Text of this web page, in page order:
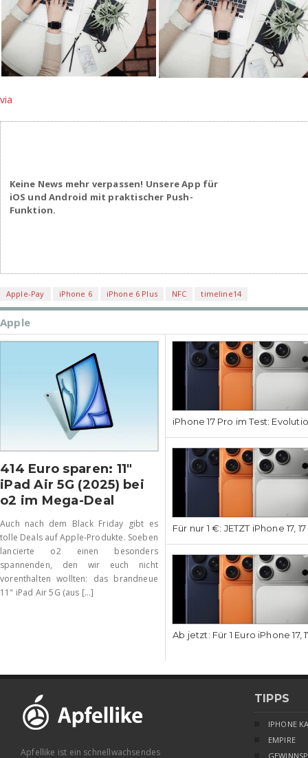
via
Keine News mehr verpassen! Unsere App für
iOS und Android mit praktischer Push-
Funktion.
Apple-Pay iPhone 6 iPhone 6 Plus NFC timeline14
Apple
414 Euro sparen: 11″
iPad Air 5G (2025) bei
o2 im Mega-Deal
Auch nach dem Black Friday gibt es
tolle Deals auf Apple-Produkte. Soeben
lancierte o2 einen besonders
spannenden, den wir euch nicht
vorenthalten wollten: das brandneue
11" iPad Air 5G (aus [...]
iPhone 17 Pro im Test:
Für nur 1 €: JETZT iPhone 17,
Ab jetzt: Für 1 Euro iPhone
Apfellike ist ein schnellwachsendes
TIPPS
IPHONE
EMPIRE